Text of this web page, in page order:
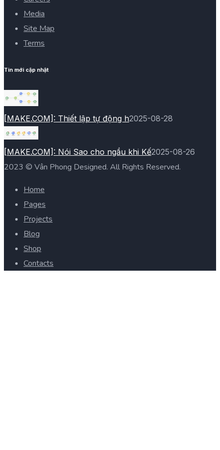
Media
Site Map
Terms
Tin mới cập nhật
[MAKE.COM]: Thiết lập tự động h2025-08-28
[MAKE.COM]: Nói Sao cho ngầu khi Kế2025-08-26
2023 © Vân Phong Designed. All Rights Reserved.
Home
Pages
Projects
Blog
Shop
Contacts